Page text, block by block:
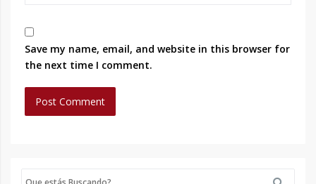
Save my name, email, and website in this browser for
the next time I comment.